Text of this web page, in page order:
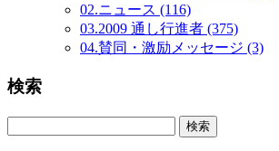
02.ニュース (116)
03.2009 通し行進者 (375)
04.賛同・激励メッセージ (3)
検索